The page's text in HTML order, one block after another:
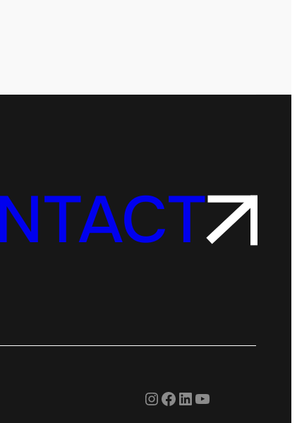
Instagram
Facebook
LinkedIn
YouTube